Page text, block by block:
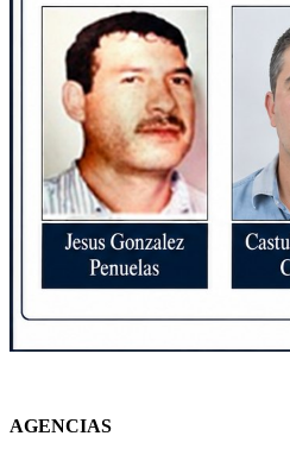
AGENCIAS